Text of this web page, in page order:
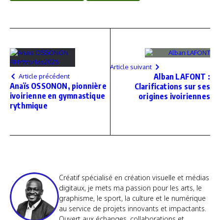
Article précédent
Anaïs OSSONON, pionnière
ivoirienne en gymnastique
rythmique
Article suivant
Alban LAFONT :
Clarifications sur ses
origines ivoiriennes
Créatif spécialisé en création visuelle et médias
digitaux, je mets ma passion pour les arts, le
graphisme, le sport, la culture et le numérique
au service de projets innovants et impactants.